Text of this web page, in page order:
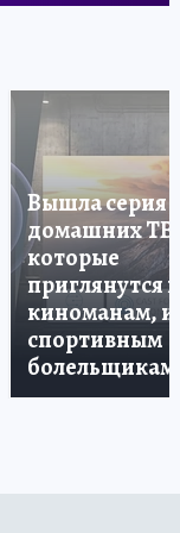
Вышла серия
домашних ТВ,
которые
приглянутся и
киноманам, и
спортивным
болельщикам